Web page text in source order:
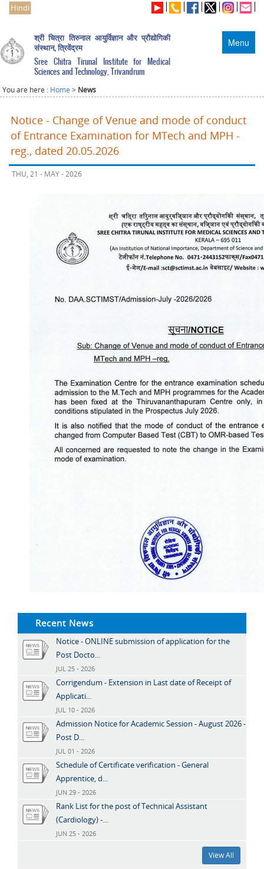
Hindi
Menu
श्री चित्रा तिरुनाल आयुर्विज्ञान और प्रौद्योगिकी
संस्थान, त्रिवेंद्रम
Sree Chitra Tirunal Institute for Medical
Sciences and Technology, Trivandrum
You are here : Home > News
Notice - Change of Venue and mode of conduct
of Entrance Examination for MTech and MPH -
reg., dated 20.05.2026
THU, 21 - MAY - 2026
Recent News
Notice - ONLINE submission of application for the
Post Docto...
JUL 25 - 2026
Corrigendum - Extension in Last date of Receipt of
Applicati...
JUL 10 - 2026
Admission Notice for Academic Session - August 2026 -
Post D...
JUL 01 - 2026
Schedule of Certificate verification - General
Apprentice, d...
JUN 29 - 2026
Rank List for the post of Technical Assistant
(Cardiology) -...
JUN 25 - 2026
View All